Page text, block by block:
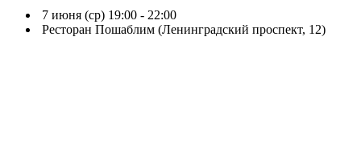
7 июня (ср) 19:00 - 22:00
Ресторан Пошаблим (Ленинградский проспект, 12)